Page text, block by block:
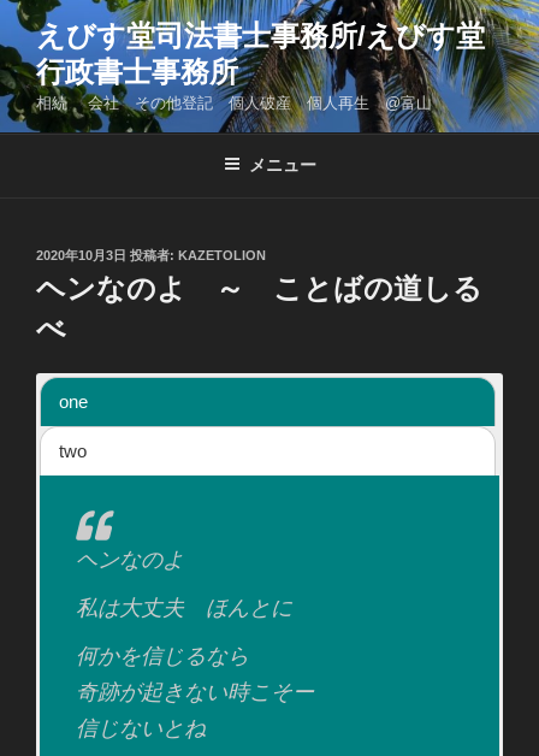
コ
ン
テ
ン
ツ
えびす堂司法書士事務所/えびす堂
行政書士事務所
相続 会社 その他登記 個人破産 個人再生 @富山
メニュー
投
日:
2020年10月3日 投稿者: KAZETOLION
ヘンなのよ ～ ことばの道しる
べ
one
two
ヘンなのよ
私は大丈夫 ほんとに
何かを信じるなら
奇跡が起きない時こそー
信じないとね